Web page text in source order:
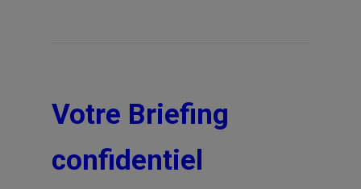
Votre Briefing
confidentiel